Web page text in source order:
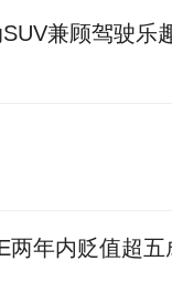
兼顾驾驶乐
两年内贬值超五